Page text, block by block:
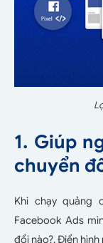
1. Giúp
chuyển
Khi chạy quảng
Facebook Ads
đổi nào?. Điển